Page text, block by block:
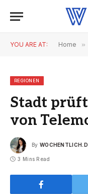
YOU ARE AT: Home »
REGIONEN
Stadt
von
By
3 Mins Read